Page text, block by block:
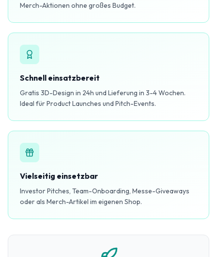
Merch-Aktionen ohne großes Budget.
Schnell einsatzbereit
Gratis 3D-Design in 24h und Lieferung in 3-4 Wochen.
Ideal für Product Launches und Pitch-Events.
Vielseitig einsetzbar
Investor Pitches, Team-Onboarding, Messe-Giveaways
oder als Merch-Artikel im eigenen Shop.